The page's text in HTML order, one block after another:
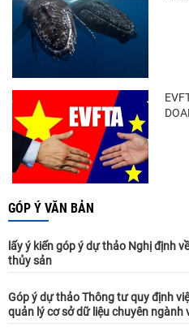
GÓP Ý VĂN BẢN
lấy ý kiến góp ý dự thảo Nghị định
thủy sản
Góp ý dự thảo Thông tư quy định
quản lý cơ sở dữ liệu chuyên ngành